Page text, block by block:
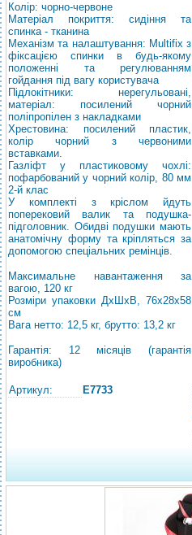
Колір: чорно-червоне
Матеріал покриття: сидіння та
спинка - тканина
Механізм та налаштування: Multifix з
фіксацією спинки в будь-якому
положенні та регулюванням
гойдання під вагу користувача
Підлокітники: нерегульовані,
матеріал: посилений чорний
поліпропілен з накладками
Хрестовина: посилений пластик,
колір чорний з червоними
вставками.
Газліфт у пластиковому чохлі:
пофарбований у чорний колір, 80 мм
2-й клас
У комплекті з кріслом йдуть
поперековий валик та подушка-
підголовник. Обидві подушки мають
анатомічну форму та кріпляться за
допомогою спеціальних ремінців.
Максимальне навантаження за
вагою, 120 кг
Розміри упаковки ДхШхВ, 76х28х58
см
Вага нетто: 12,5 кг, брутто: 13,2 кг
Гарантія: 12 місяців (гарантія
виробника)
Артикул: E7733